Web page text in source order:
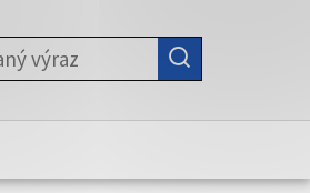
vždy začína
KARTE
KARTE
NOVEJ KARTE